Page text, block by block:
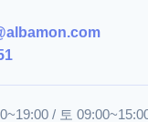
/ 토